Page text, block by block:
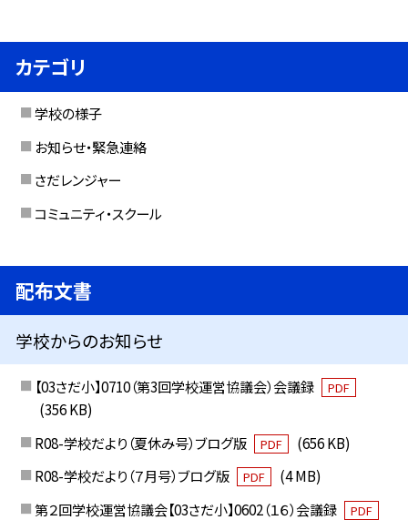
カテゴリ
学校の様子
お知らせ・緊急連絡
さだレンジャー
コミュニティ・スクール
配布文書
学校からのお知らせ
【03さだ小】0710（第3回学校運営協議会）会議録 PDF
(356 KB)
R08-学校だより（夏休み号）ブログ版
PDF
(656 KB)
R08-学校だより（７月号）ブログ版
PDF
(4 MB)
第２回学校運営協議会【03さだ小】0602（１６）会議録
PDF